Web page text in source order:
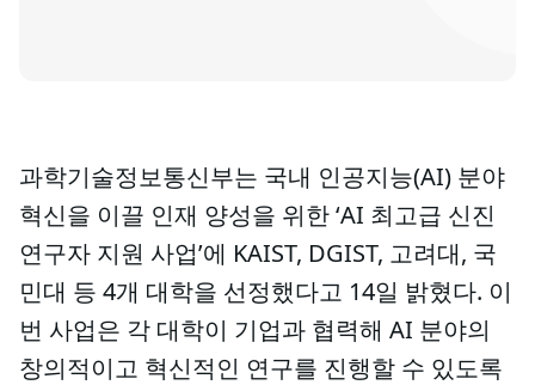
과학기술정보통신부는 국내 인공지능(AI) 분야
혁신을 이끌 인재 양성을 위한 ‘AI 최고급 신진
연구자 지원 사업’에 KAIST, DGIST, 고려대, 국
민대 등 4개 대학을 선정했다고 14일 밝혔다. 이
번 사업은 각 대학이 기업과 협력해 AI 분야의
창의적이고 혁신적인 연구를 진행할 수 있도록